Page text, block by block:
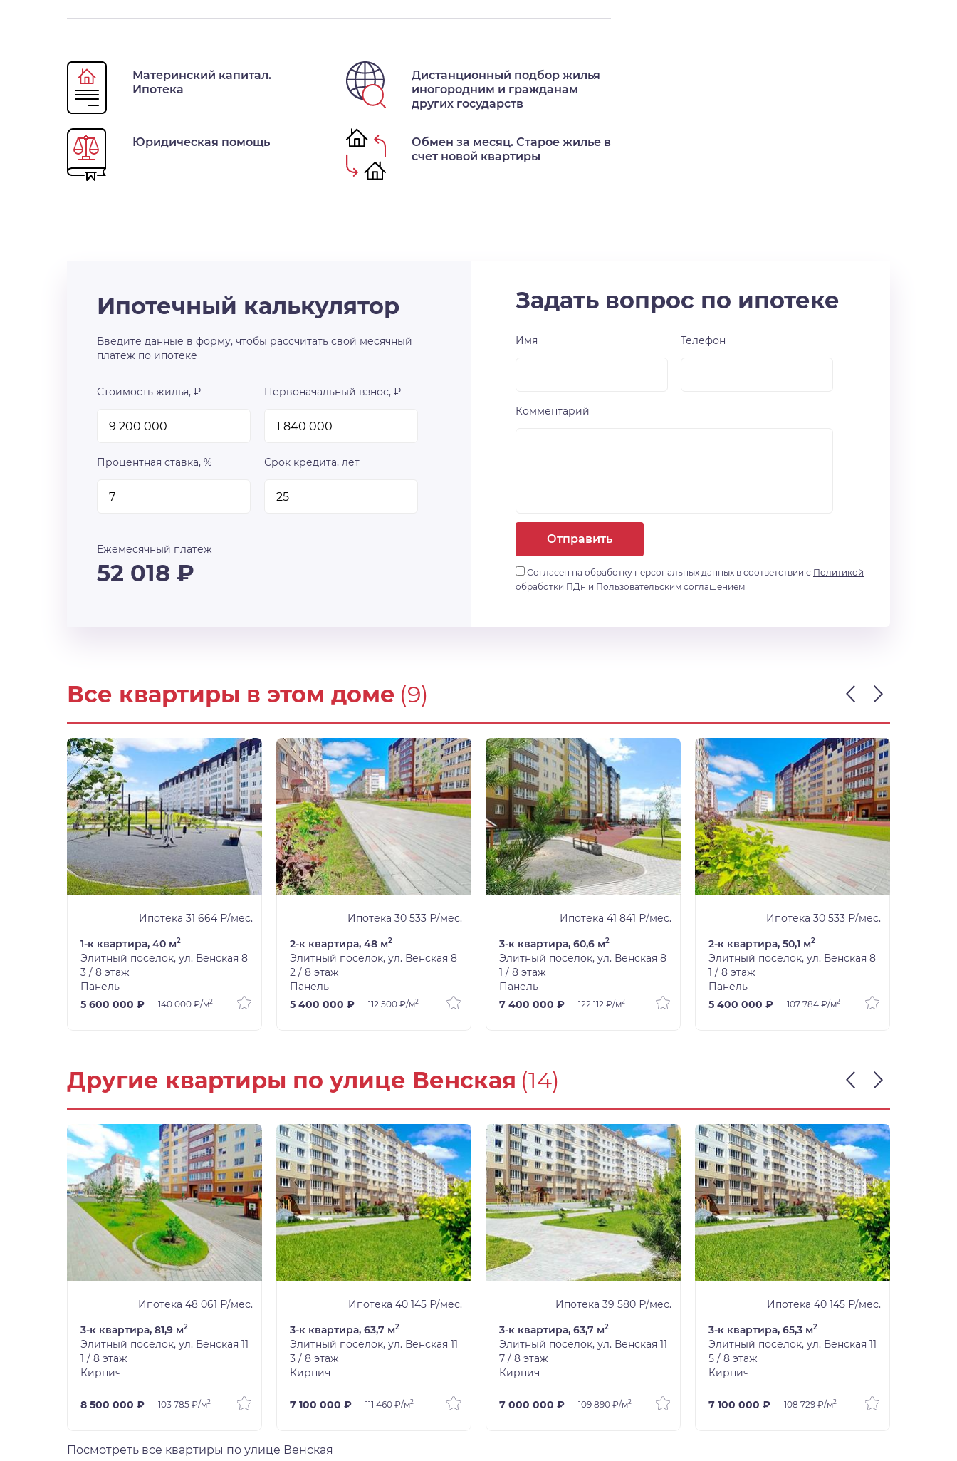
Материнский капитал.
Ипотека
Дистанционный подбор жилья
иногородним и гражданам
других государств
Юридическая помощь
Обмен за месяц. Старое жилье в
счет новой квартиры
Ипотечный калькулятор
Введите данные в форму, чтобы рассчитать свой месячный
платеж по ипотеке
Стоимость жилья, ₽ Первоначальный взнос, ₽
Процентная ставка, % Срок кредита, лет
Ежемесячный платеж
52 018 ₽
Задать вопрос по ипотеке
Имя Телефон
Комментарий
Отправить
Согласен на обработку персональных данных в соответствии с Политикой
обработки ПДн и Пользовательским соглашением
Все квартиры в этом доме (9)
Ипотека 31 664 ₽/мес.
1-к квартира, 40 м2
Элитный поселок, ул. Венская 8
3 / 8 этаж
Панель
5 600 000 ₽
140 000 ₽/м2
Ипотека 30 533 ₽/мес.
2-к квартира, 48 м2
Элитный поселок, ул. Венская 8
2 / 8 этаж
Панель
5 400 000 ₽
112 500 ₽/м2
Ипотека 41 841 ₽/мес.
3-к квартира, 60,6 м2
Элитный поселок, ул. Венская 8
1 / 8 этаж
Панель
7 400 000 ₽
122 112 ₽/м2
Ипотека 30 533 ₽/мес.
2-к квартира, 50,1 м2
Элитный поселок, ул. Венская 8
1 / 8 этаж
Панель
5 400 000 ₽
107 784 ₽/м2
Другие квартиры по улице Венская (14)
Ипотека 48 061 ₽/мес.
3-к квартира, 81,9 м2
Элитный поселок, ул. Венская 11
1 / 8 этаж
Кирпич
8 500 000 ₽ 103 785 ₽/м2
Ипотека 40 145 ₽/мес.
3-к квартира, 63,7 м2
Элитный поселок, ул. Венская 11
3 / 8 этаж
Кирпич
7 100 000 ₽ 111 460 ₽/м2
Ипотека 39 580 ₽/мес.
3-к квартира, 63,7 м2
Элитный поселок, ул. Венская 11
7 / 8 этаж
Кирпич
7 000 000 ₽ 109 890 ₽/м2
Ипотека 40 145 ₽/мес.
3-к квартира, 65,3 м2
Элитный поселок, ул. Венская 11
5 / 8 этаж
Кирпич
7 100 000 ₽ 108 729 ₽/м2
Посмотреть все квартиры по улице Венская